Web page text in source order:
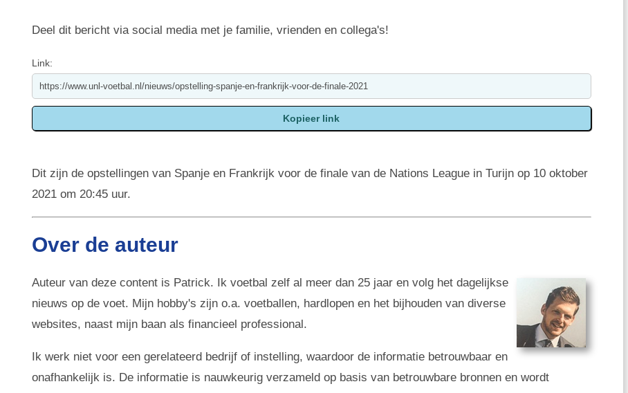
Deel dit bericht via social media met je familie, vrienden en collega's!
Link:
Dit zijn de opstellingen van Spanje en Frankrijk voor de finale van de Nations League in Turijn op 10 oktober
2021 om 20:45 uur.
Over de auteur
Auteur van deze content is Patrick. Ik voetbal zelf al meer dan 25 jaar en volg het dagelijkse
nieuws op de voet. Mijn hobby's zijn o.a. voetballen, hardlopen en het bijhouden van diverse
websites, naast mijn baan als financieel professional.
Ik werk niet voor een gerelateerd bedrijf of instelling, waardoor de informatie betrouwbaar en
onafhankelijk is. De informatie is nauwkeurig verzameld op basis van betrouwbare bronnen en wordt